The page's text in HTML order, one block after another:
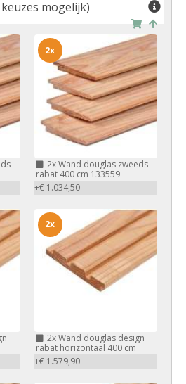
mogelijk)
2xWand douglas zweeds
rabat 400 cm 133559
+€ 1.034,50
2x
2xWand douglas design
rabat horizontaal 400 cm
+€ 1.579,90
2x